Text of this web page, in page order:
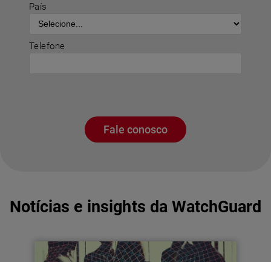
País
Telefone
Fale conosco
Notícias e insights da WatchGuard